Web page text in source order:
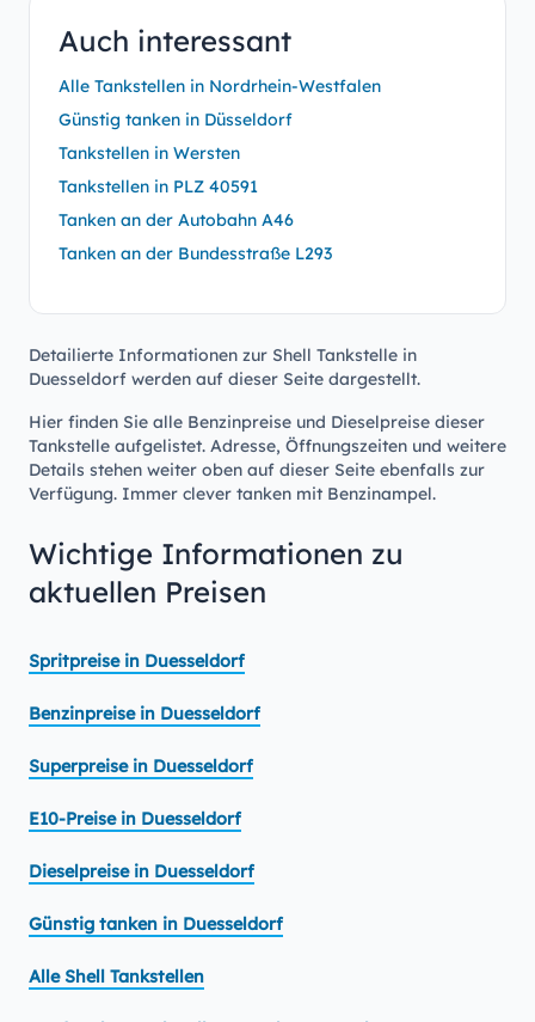
Auch interessant
Alle Tankstellen in Nordrhein-Westfalen
Günstig tanken in Düsseldorf
Tankstellen in Wersten
Tankstellen in PLZ 40591
Tanken an der Autobahn A46
Tanken an der Bundesstraße L293
Detailierte Informationen zur Shell Tankstelle in
Duesseldorf werden auf dieser Seite dargestellt.
Hier finden Sie alle Benzinpreise und Dieselpreise dieser
Tankstelle aufgelistet. Adresse, Öffnungszeiten und weitere
Details stehen weiter oben auf dieser Seite ebenfalls zur
Verfügung. Immer clever tanken mit Benzinampel.
Wichtige Informationen zu
aktuellen Preisen
Spritpreise in Duesseldorf
Benzinpreise in Duesseldorf
Superpreise in Duesseldorf
E10-Preise in Duesseldorf
Dieselpreise in Duesseldorf
Günstig tanken in Duesseldorf
Alle Shell Tankstellen